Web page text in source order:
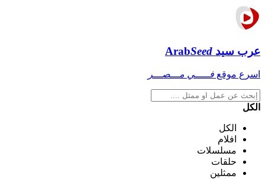
عرب سيد ArabSeed
اسرع موقع فـــــي مـــصـــر
الكل
الكل
افلام
مسلسلات
حلقات
ممثلين